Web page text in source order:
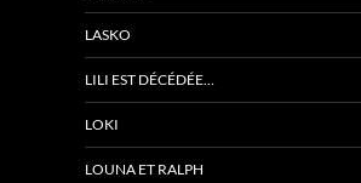
LASKO
LILI EST DÉCÉDÉE…
LOKI
LOUNA ET RALPH